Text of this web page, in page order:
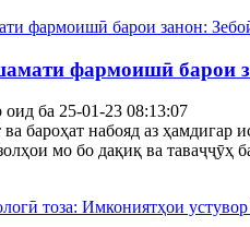
фармоишӣ барои
ба 25-01-23 08:13:07
бароҳат набояд аз
мо бо дақиқ ва таваҷҷӯҳ